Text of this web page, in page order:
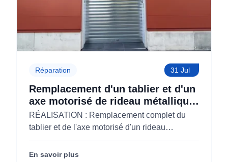
Réparation 31 Jul
Remplacement d'un tablier et d'un
axe motorisé de rideau métallique
pour M'CHADAL (Optical Center)
(95)
RÉALISATION : Remplacement complet du
tablier et de l'axe motorisé d'un rideau
Center) (95290).
En savoir plus